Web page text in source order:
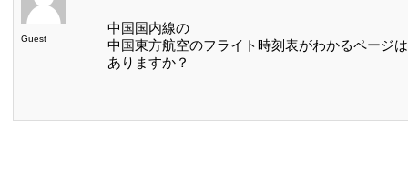
Guest
中国国内線の
中国東方航空のフライト時刻表がわかるページは
ありますか？